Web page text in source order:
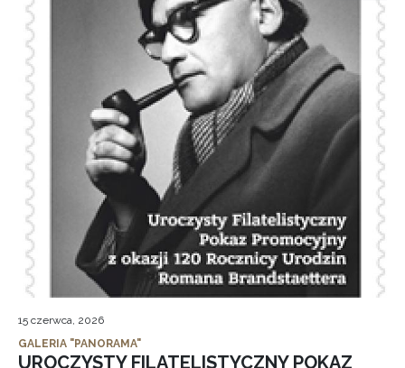
15 czerwca, 2026
GALERIA "PANORAMA"
UROCZYSTY FILATELISTYCZNY POKAZ